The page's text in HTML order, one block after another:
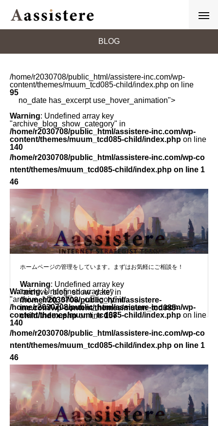
BLOG
/home/r2030708/public_html/assistere-inc.com/wp-
content/themes/muum_tcd085-child/index.php on line
95
no_date has_excerpt use_hover_animation">
Warning: Undefined array key
"archive_blog_show_category" in
/home/r2030708/public_html/assistere-inc.com/wp-
content/themes/muum_tcd085-child/index.php on line
140
/home/r2030708/public_html/assistere-inc.com/wp-co
ntent/themes/muum_tcd085-child/index.php on line 1
46
ホームページの管理をしています
ホームページの管理をしています。まずはお気軽にご相談を！
Warning: Undefined array key
"archive_blog_show_date" in
/home/r2030708/public_html/assistere-
inc.com/wp-content/themes/muum_tcd085-
child/index.phpon line157
Warning: Undefined array key
"archive_blog_show_category" in
/home/r2030708/public_html/assistere-inc.com/wp-
content/themes/muum_tcd085-child/index.phpon line
140
/home/r2030708/public_html/assistere-inc.com/wp-co
ntent/themes/muum_tcd085-child/index.php on line 1
46
コーディング代行を受け付けています